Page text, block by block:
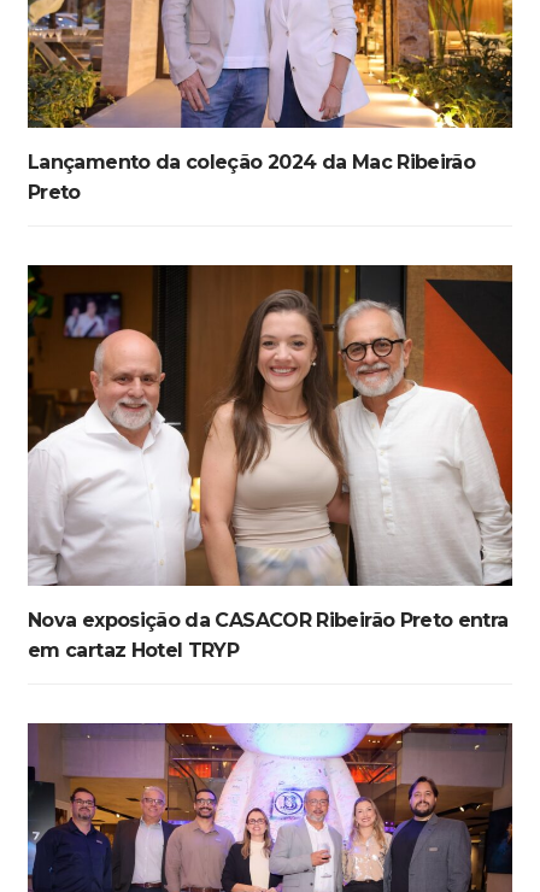
Lançamento da coleção 2024 da Mac Ribeirão
Preto
Nova exposição da CASACOR Ribeirão Preto entra
em cartaz Hotel TRYP